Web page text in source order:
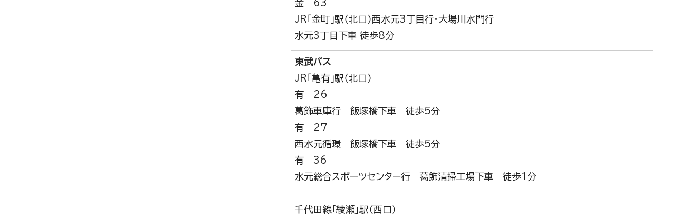
金 63
JR「金町」駅（北口）西水元3丁目行・大場川水門行
水元3丁目下車 徒歩8分
東武バス
JR「亀有」駅（北口）
有 26
葛飾車庫行 飯塚橋下車 徒歩5分
有 27
西水元循環 飯塚橋下車 徒歩5分
有 36
水元総合スポーツセンター行 葛飾清掃工場下車 徒歩1分
千代田線「綾瀬」駅（西口）